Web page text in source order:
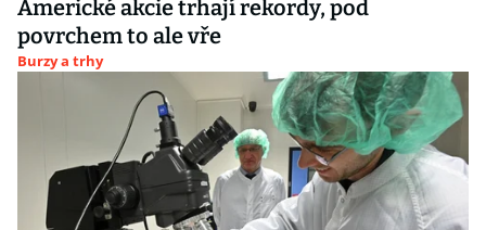
Americké akcie trhají rekordy, pod
povrchem to ale vře
Burzy a trhy